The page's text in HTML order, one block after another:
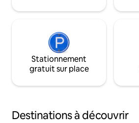
Stationnement
gratuit sur place
Destinations à découvrir